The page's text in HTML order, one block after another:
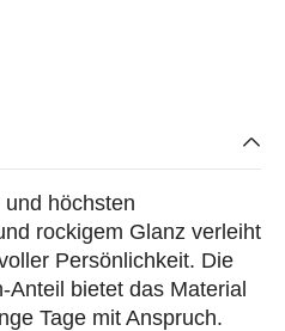
höchsten
rockigem Glanz verleiht
Persönlichkeit. Die
bietet das Material
Tage mit Anspruch.